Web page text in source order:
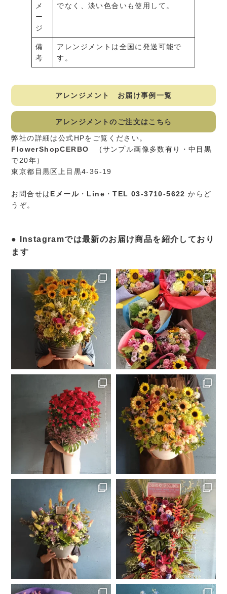
メ
ー
ジ
でなく、淡い色合いも使用して。
備
考
アレンジメントは全国に発送可能で
す。
アレンジメント お届け事例一覧
アレンジメントのご注文はこちら
弊社の詳細は公式HPをご覧ください。
FlowerShopCERBO
(サンプル画像多数有り・中目黒
で20年）
東京都目黒区上目黒4-36-19
お問合せはEメール ・ Line ・TEL 03-3710-5622 からど
うぞ。
Instagramでは最新のお届け商品を紹介しており
ます